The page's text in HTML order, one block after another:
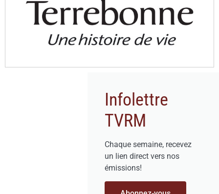
Infolettre
TVRM
Chaque semaine, recevez
un lien direct vers nos
émissions!